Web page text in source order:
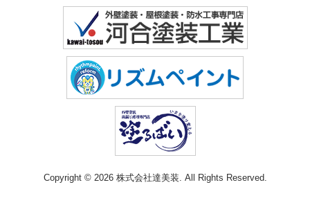
Copyright © 2026 株式会社達美装. All Rights Reserved.